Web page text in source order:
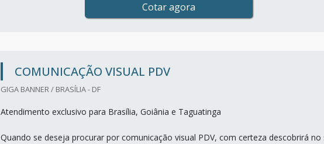
Cotar agora
COMUNICAÇÃO VISUAL PDV
GIGA BANNER / BRASÍLIA - DF
Atendimento exclusivo para Brasília, Goiânia e Taguatinga
Quando se deseja procurar por comunicação visual PDV, com certeza descobrirá no